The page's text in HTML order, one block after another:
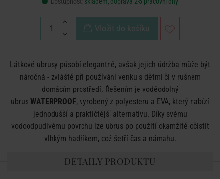
Vložit do košíku
Látkové ubrusy působí elegantně, avšak jejich údržba může být
náročná - zvláště při používání venku s dětmi či v rušném
domácím prostředí. Řešením je voděodolný
ubrus WATERPROOF, vyrobený z polyesteru a EVA, který nabízí
jednodušší a praktičtější alternativu. Díky svému
vodoodpudivému povrchu lze ubrus po použití okamžitě očistit
vlhkým hadříkem, což šetří čas a námahu.
DETAILY PRODUKTU